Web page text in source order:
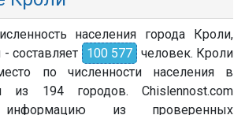
населения города Кроли,
составляет
100 577 человек. Кроли
по численности населения в
из 194 городов. Chislennost.com
информацию из проверенных